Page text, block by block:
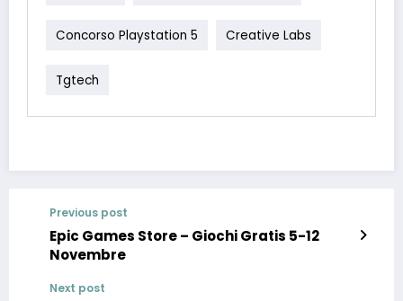
Concorso Playstation 5 Creative Labs
Tgtech
Previous post
Epic Games Store – Giochi Gratis 5-12
Novembre
Next post